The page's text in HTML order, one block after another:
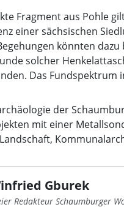
Fragment aus Pohle
einer sächsischen
könnten
solcher
Das Fundspektrum
der
mit einer
Gburek
Redakteur Schaumburger